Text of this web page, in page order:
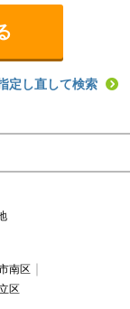
定し直して検索
南区
区